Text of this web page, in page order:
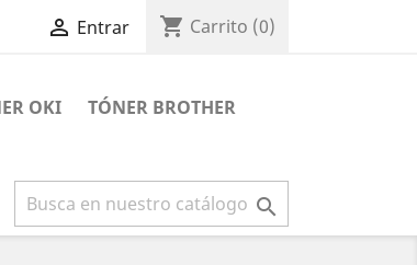
 Entrar shopping_cart Carrito (0)
OKI
TÓNER BROTHER
